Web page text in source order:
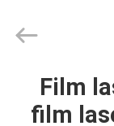
and
Exporting
Film
film